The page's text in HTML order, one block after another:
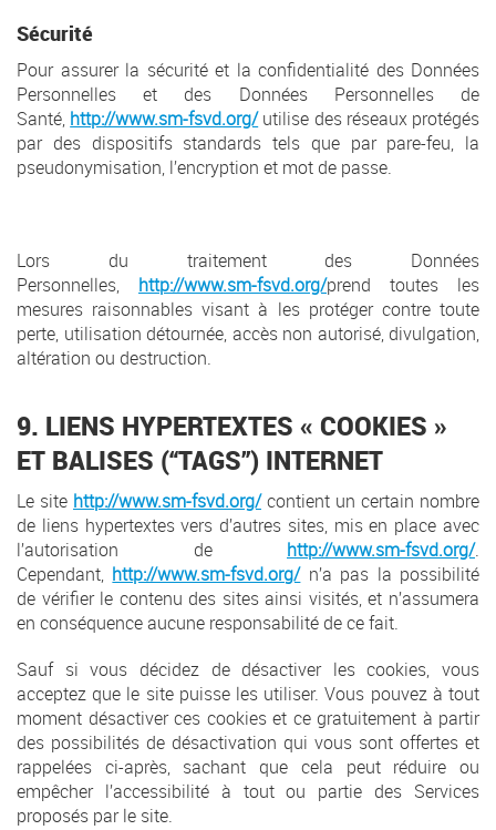
Sécurité
Pour assurer la sécurité et la confidentialité des Données
Personnelles et des Données Personnelles de
Santé, http://www.sm-fsvd.org/utilise des réseaux protégés
par des dispositifs standards tels que par pare-feu, la
pseudonymisation, l’encryption et mot de passe.
Lors du traitement des Données
Personnelles, http://www.sm-fsvd.org/prend toutes les
mesures raisonnables visant à les protéger contre toute
perte, utilisation détournée, accès non autorisé, divulgation,
altération ou destruction.
9. LIENS HYPERTEXTES « COOKIES »
ET BALISES (“TAGS”) INTERNET
Le site http://www.sm-fsvd.org/contient un certain nombre
de liens hypertextes vers d’autres sites, mis en place avec
l’autorisation de http://www.sm-fsvd.org/.
Cependant, http://www.sm-fsvd.org/n’a pas la possibilité
de vérifier le contenu des sites ainsi visités, et n’assumera
en conséquence aucune responsabilité de ce fait.
Sauf si vous décidez de désactiver les cookies, vous
acceptez que le site puisse les utiliser. Vous pouvez à tout
moment désactiver ces cookies et ce gratuitement à partir
des possibilités de désactivation qui vous sont offertes et
rappelées ci-après, sachant que cela peut réduire ou
empêcher l’accessibilité à tout ou partie des Services
proposés par le site.